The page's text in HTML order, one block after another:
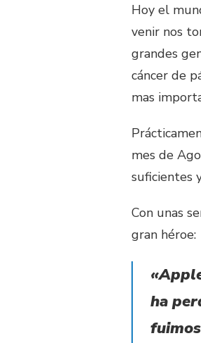
Hoy el
venir nos
grandes
cáncer de
mas
mes de
suficientes
Con unas
gran héroe:
ha